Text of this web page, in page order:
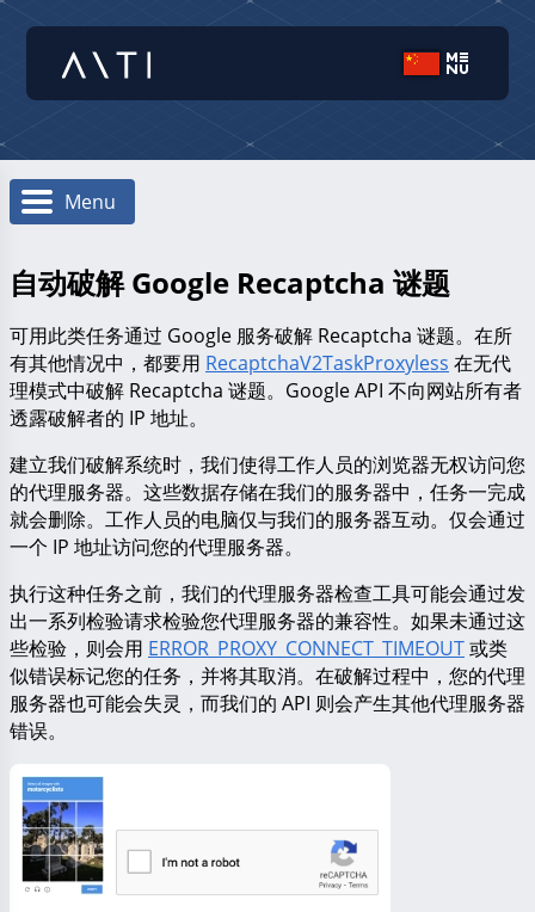
Menu
自动破解 Google Recaptcha 谜题
可用此类任务通过 Google 服务破解 Recaptcha 谜题。在所
有其他情况中，都要用 RecaptchaV2TaskProxyless 在无代
理模式中破解 Recaptcha 谜题。Google API 不向网站所有者
透露破解者的 IP 地址。
建立我们破解系统时，我们使得工作人员的浏览器无权访问您
的代理服务器。这些数据存储在我们的服务器中，任务一完成
就会删除。工作人员的电脑仅与我们的服务器互动。仅会通过
一个 IP 地址访问您的代理服务器。
执行这种任务之前，我们的代理服务器检查工具可能会通过发
出一系列检验请求检验您代理服务器的兼容性。如果未通过这
些检验，则会用 ERROR_PROXY_CONNECT_TIMEOUT或类
似错误标记您的任务，并将其取消。在破解过程中，您的代理
服务器也可能会失灵，而我们的 API 则会产生其他代理服务器
错误。